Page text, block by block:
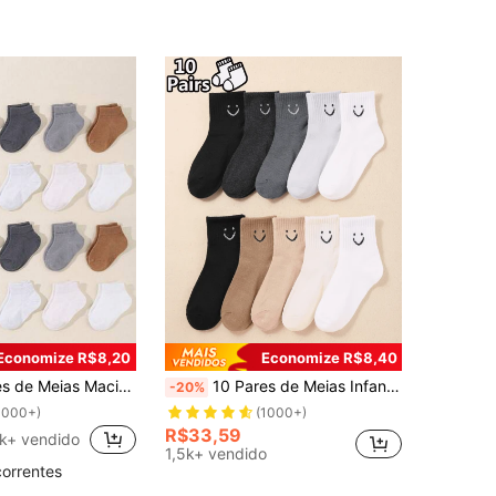
R$8,20
Adequadas para Uso Diário de Bebês de 0 a 36 Meses, Todas as Estações, Meias para Bebês, Meias para Crianças Pequenas, Meias para Recém-Nascidos, Meias Curtas, Meias de Cor Sólida, Presente para Recém-Nascido, Presente de Natal, Essencial para Recém-Nascido
vendido
Economize R$8,40
-20% 10 Pares de Meias Infantis com Expressões Faciais, Rosto Sorridente, Desenho Animado, Elásticas, Esportivas, Fofas para o Dia a Dia
(1000+)
R$33,59
1,5k+ vendido